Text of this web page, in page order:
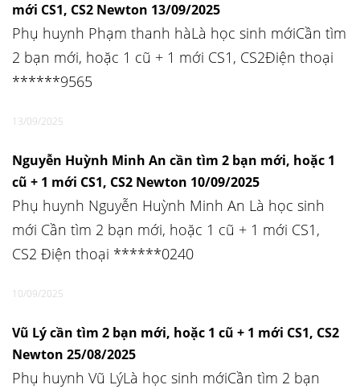
mới CS1, CS2 Newton 13/09/2025
Phụ huynh Phạm thanh hàLà học sinh mớiCần tìm
2 bạn mới, hoặc 1 cũ + 1 mới CS1, CS2Điện thoại
******9565
13/09/2025
Nguyễn Huỳnh Minh An cần tìm 2 bạn mới, hoặc 1
cũ + 1 mới CS1, CS2 Newton 10/09/2025
Phụ huynh Nguyễn Huỳnh Minh An Là học sinh
mới Cần tìm 2 bạn mới, hoặc 1 cũ + 1 mới CS1,
CS2 Điện thoại ******0240
10/09/2025
Vũ Lý cần tìm 2 bạn mới, hoặc 1 cũ + 1 mới CS1, CS2
Newton 25/08/2025
Phụ huynh Vũ LýLà học sinh mớiCần tìm 2 bạn